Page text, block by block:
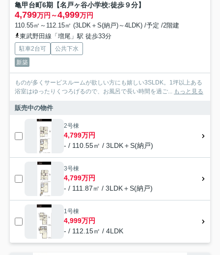
亀甲台町6期【名戸ヶ谷小学校:徒歩９分】
4,799万円～4,999万円
110.55㎡～112.15㎡ (3LDK＋S(納戸)～4LDK) /予定 /2階建
東武野田線「増尾」駅 徒歩33分
駐車2台可
公共下水
新築
ものが多くサービスルームが欲しい方にも嬉しい3SLDK。1坪以上ある
浴室はゆったりくつろげるので、お風呂で長い時間を過ご... もっと見る
販売中の物件
2号棟
4,799万円
- / 110.55㎡ / 3LDK＋S(納戸)
3号棟
4,799万円
- / 111.87㎡ / 3LDK＋S(納戸)
1号棟
4,999万円
- / 112.15㎡ / 4LDK